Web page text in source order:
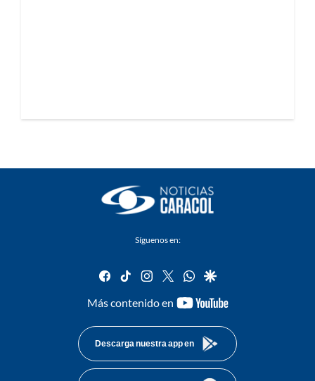
Síguenos en:
facebook
tiktok instagram
twitterwhatsapp
google
Más contenido en
youtube-
Descarga nuestra app en